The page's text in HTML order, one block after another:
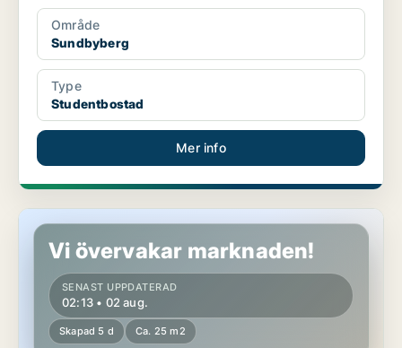
Område
Sundbyberg
Type
Studentbostad
Mer info
Studentbostad i Sundbyberg
Vi övervakar marknaden!
SENAST UPPDATERAD
02:13 • 02 aug.
Skapad 5 d Ca. 25 m2